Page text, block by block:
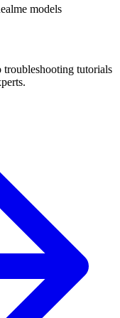
models
troubleshooting tutorials